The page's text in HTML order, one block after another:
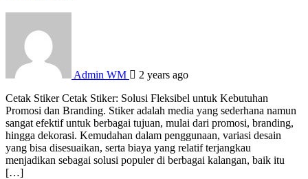
Admin WM
2 years ago
Cetak Stiker Cetak Stiker: Solusi Fleksibel untuk Kebutuhan
Promosi dan Branding. Stiker adalah media yang sederhana namun
sangat efektif untuk berbagai tujuan, mulai dari promosi, branding,
hingga dekorasi. Kemudahan dalam penggunaan, variasi desain
yang bisa disesuaikan, serta biaya yang relatif terjangkau
menjadikan sebagai solusi populer di berbagai kalangan, baik itu
[…]